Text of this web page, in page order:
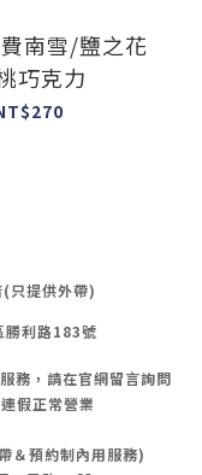
南雪/鹽之花
巧克力
只提供外帶)
勝利路183號
務，請在官網留言詢問
假正常營業
＆預約制內用服務)